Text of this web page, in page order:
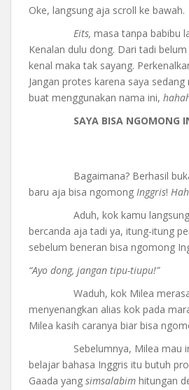
Oke, langsung aja scroll ke bawah.
Eits, masa tanpa babibu
Kenalan dulu dong. Dari tadi
kenal maka tak sayang.
Jangan protes karena saya
buat menggunakan nama ini,
SAYA BISA NGOMONG
Bagaimana? Berhasil
baru aja bisa ngomong Inggris!
Aduh, kok kamu langsung
bercanda aja tadi ya, itung-itung
sebelum beneran bisa ngomong
“Ayo dong, jangan tipu-tiupu!”
Waduh, kok Milea
menyenangkan alias kok pada
Milea kasih caranya biar bisa
Sebelumnya, Milea mau
belajar bahasa Inggris itu butuh
Gaada yang simsalabim hitungan